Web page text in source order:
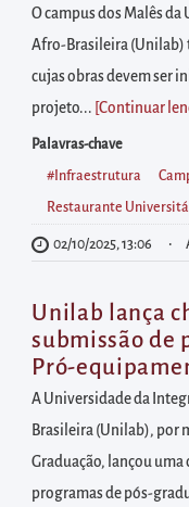
diretamente
à
área
para
realizar
buscas
internas
Acessar
as
informações
postas
no
rodapé
O campus dos Malês
Afro-Brasileira (Unilab)
cujas obras devem ser
projeto... [Continuar
Palavras-chave
#infraestrutura
Restaurante
02/10/2025, 13:06
Unilab lança
submissão de
Pró-
A Universidade da
Brasileira (Unilab), por
Graduação, lançou
programas de pós-